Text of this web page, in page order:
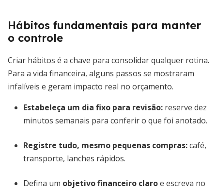
Hábitos fundamentais para manter
o controle
Criar hábitos é a chave para consolidar qualquer rotina.
Para a vida financeira, alguns passos se mostraram
infalíveis e geram impacto real no orçamento.
Estabeleça um dia fixo para revisão: reserve dez
minutos semanais para conferir o que foi anotado.
Registre tudo, mesmo pequenas compras:café,
transporte, lanches rápidos.
Defina um objetivo financeiro claroe escreva no